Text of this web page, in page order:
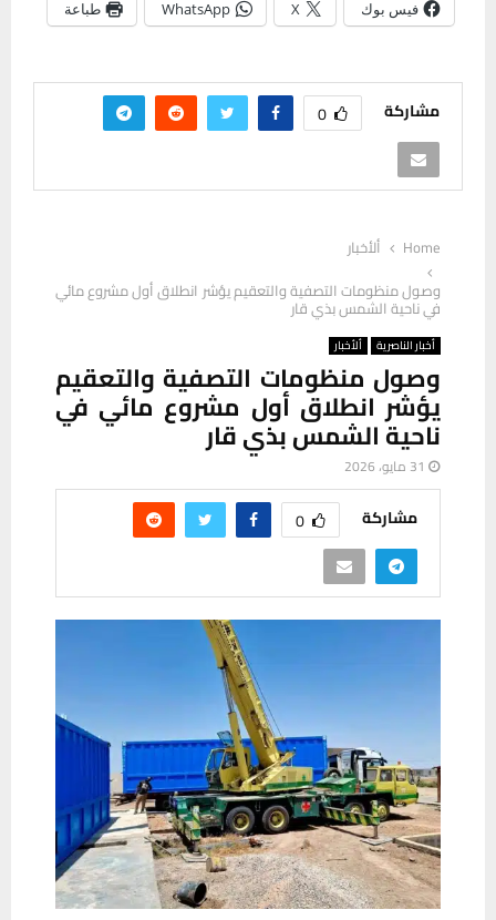
فيس بوك X
WhatsApp طباعة
مشاركة 0
Home
ألأخبار
وصول منظومات التصفية والتعقيم يؤشر انطلاق أول مشروع مائي
في ناحية الشمس بذي قار
أخبار الناصرية ألأخبار
وصول منظومات التصفية والتعقيم
يؤشر انطلاق أول مشروع مائي في
ناحية الشمس بذي قار
31 مايو، 2026
مشاركة 0